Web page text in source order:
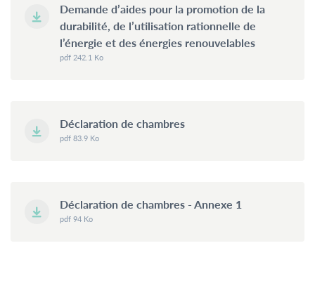
Conditions d'utilisations
Demande d’aides pour la promotion de la
durabilité, de l’utilisation rationnelle de
l’énergie et des énergies renouvelables
pdf 242.1 Ko
Déclaration de chambres
pdf 83.9 Ko
Déclaration de chambres - Annexe 1
pdf 94 Ko